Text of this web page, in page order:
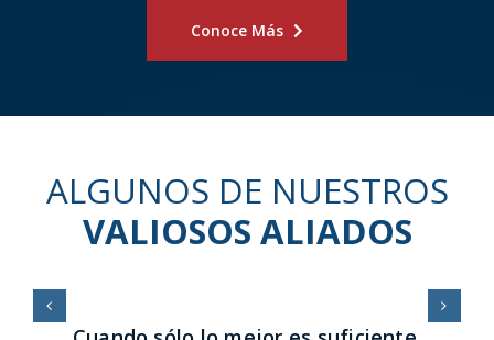
Conoce Más
ALGUNOS DE NUESTROS
VALIOSOS ALIADOS